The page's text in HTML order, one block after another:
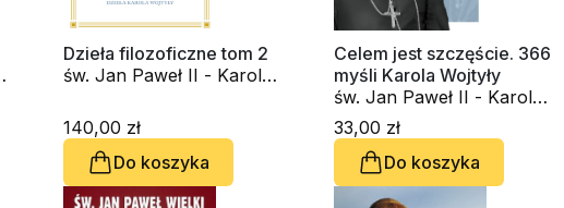
Dzieła filozoficzne tom 2
św. Jan Paweł II - Karol
140,00 zł
Do koszyka
Celem jest szczęście. 366
myśli Karola Wojtyły
św. Jan Paweł II - Karol
Wojtyła
33,00 zł
Do koszyka